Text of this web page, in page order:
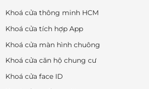
Khoá cửa thông minh HCM
Khoá cửa tích hợp App
Khoá cửa màn hình chuông
Khoá cửa căn hộ chung cư
Khoá cửa face ID